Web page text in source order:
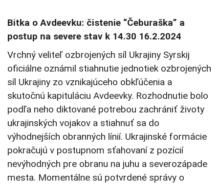
Bitka o Avdeevku: čistenie “Čeburaška” a
postup na severe stav k 14.30 16.2.2024
Vrchný veliteľ ozbrojených síl Ukrajiny Syrskij
oficiálne oznámil stiahnutie jednotiek ozbrojených
síl Ukrajiny zo vznikajúceho obkľúčenia a
skutočnú kapituláciu Avdeevky. Rozhodnutie bolo
podľa neho diktované potrebou zachrániť životy
ukrajinských vojakov a stiahnuť sa do
výhodnejších obranných línií. Ukrajinské formácie
pokračujú v postupnom sťahovaní z pozícií
nevýhodných pre obranu na juhu a severozápade
mesta. Momentálne sú potvrdené správy o